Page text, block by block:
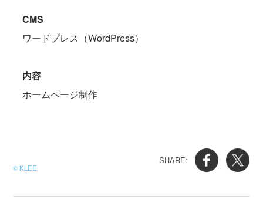
CMS
ワードプレス（WordPress）
内容
ホームページ制作
© KLEE